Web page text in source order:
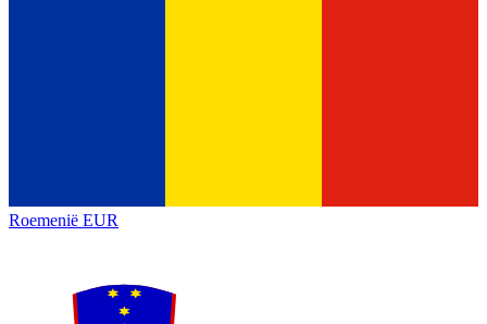
Roemenië EUR